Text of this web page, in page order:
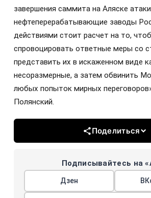
завершения саммита на Аляске
нефтеперерабатывающие заводы
действиями стоит расчет на то,
спровоцировать ответные меры со
представить их в искаженном виде
несоразмерные, а затем обвинить
любых попыток мирных
Полянский.
Поделиться
Подписывайтесь на
Дзен